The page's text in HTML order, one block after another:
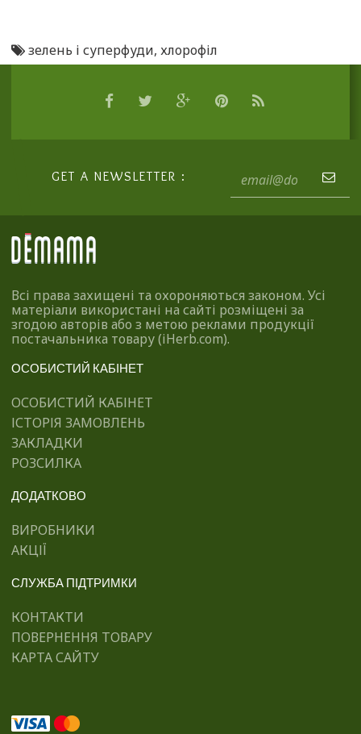
зелень і суперфуди, хлорофіл
GET A NEWSLETTER :
Всі права захищені та охороняються законом. Усі
матеріали використані на сайті розміщені за
згодою авторів або з метою реклами продукції
постачальника товару (iHerb.com).
ОСОБИСТИЙ КАБІНЕТ
ОСОБИСТИЙ КАБІНЕТ
ІСТОРІЯ ЗАМОВЛЕНЬ
ЗАКЛАДКИ
РОЗСИЛКА
ДОДАТКОВО
ВИРОБНИКИ
АКЦІЇ
СЛУЖБА ПІДТРИМКИ
КОНТАКТИ
ПОВЕРНЕННЯ ТОВАРУ
КАРТА САЙТУ